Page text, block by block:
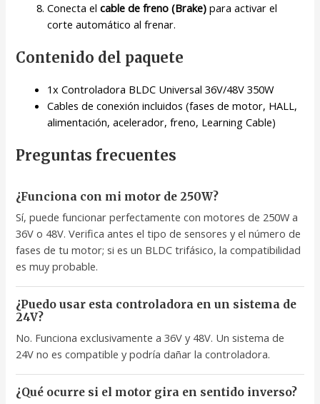
Conecta elcable de freno (Brake) para activar el
corte automático al frenar.
Contenido del paquete
1x Controladora BLDC Universal 36V/48V 350W
Cables de conexión incluidos (fases de motor, HALL,
alimentación, acelerador, freno, Learning Cable)
Preguntas frecuentes
¿Funciona con mi motor de 250W?
Sí, puede funcionar perfectamente con motores de 250W a
36V o 48V. Verifica antes el tipo de sensores y el número de
fases de tu motor; si es un BLDC trifásico, la compatibilidad
es muy probable.
¿Puedo usar esta controladora en un sistema de
24V?
No. Funciona exclusivamente a 36V y 48V. Un sistema de
24V no es compatible y podría dañar la controladora.
¿Qué ocurre si el motor gira en sentido inverso?